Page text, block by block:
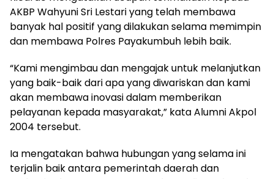
AKBP Wahyuni Sri Lestari yang telah membawa
banyak hal positif yang dilakukan selama memimpin
dan membawa Polres Payakumbuh lebih baik.
“Kami mengimbau dan mengajak untuk melanjutkan
yang baik-baik dari apa yang diwariskan dan kami
akan membawa inovasi dalam memberikan
pelayanan kepada masyarakat,” kata Alumni Akpol
2004 tersebut.
Ia mengatakan bahwa hubungan yang selama ini
terjalin baik antara pemerintah daerah dan